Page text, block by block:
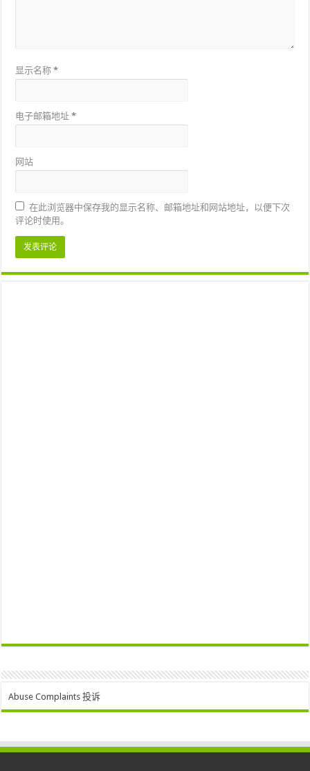
显示名称*
电子邮箱地址*
网站
在此浏览器中保存我的显示名称、邮箱地址和网站地址，以便下次
评论时使用。
Abuse Complaints 投诉